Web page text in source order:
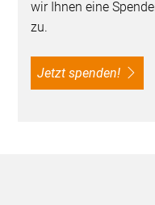
wir Ihnen eine
zu.
Jetzt spenden!